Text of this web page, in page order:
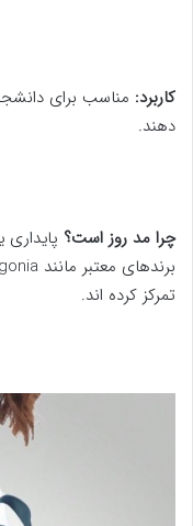
کاربرد: مناسب برای
دهند.
چرا مد روز است؟
تمرکز کرده اند.